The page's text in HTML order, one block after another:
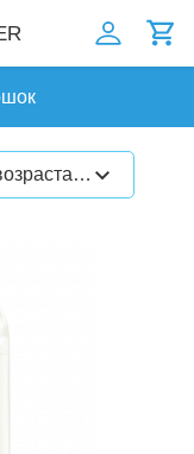
Дата добавления: по возрастанию